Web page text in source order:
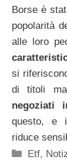
Borse è
popolarità
alle loro
si
di titoli
negoziati
questo, e
riduce
Etf,